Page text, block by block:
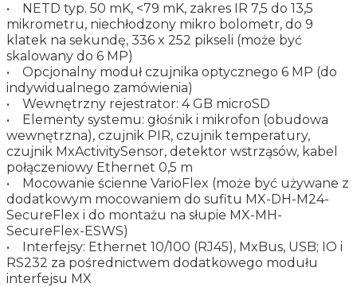
• NETD typ. 50 mK, <79 mK, zakres IR 7,5 do 13,5
mikrometru, niechłodzony mikro bolometr, do 9
klatek na sekundę, 336 x 252 pikseli (może być
skalowany do 6 MP)
• Opcjonalny moduł czujnika optycznego 6 MP (do
indywidualnego zamówienia)
• Wewnętrzny rejestrator: 4 GB microSD
• Elementy systemu: głośnik i mikrofon (obudowa
wewnętrzna), czujnik PIR, czujnik temperatury,
czujnik MxActivitySensor, detektor wstrząsów, kabel
połączeniowy Ethernet 0,5 m
• Mocowanie ścienne VarioFlex (może być używane z
dodatkowym mocowaniem do sufitu MX-DH-M24-
SecureFlex i do montażu na słupie MX-MH-
SecureFlex-ESWS)
• Interfejsy: Ethernet 10/100 (RJ45), MxBus, USB; IO i
RS232 za pośrednictwem dodatkowego modułu
interfejsu MX